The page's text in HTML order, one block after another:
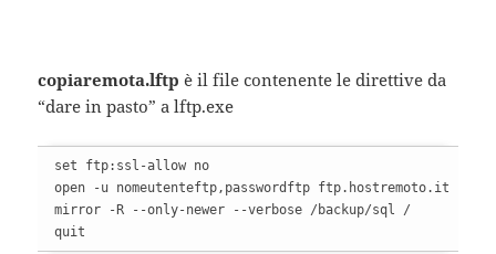
copiaremota.lftp è il file contenente le direttive da
“dare in pasto” a lftp.exe
set ftp:ssl-allow no
open -u nomeutenteftp,passwordftp ftp.hostremoto.it
mirror -R --only-newer --verbose /backup/sql /
quit